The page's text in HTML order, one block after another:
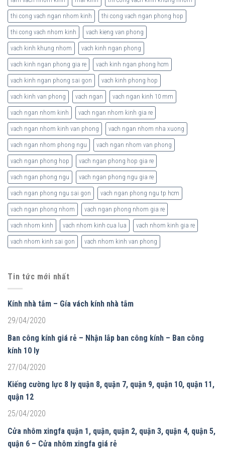
thi cong vach ngan nhom kinh thi cong vach ngan phong hop
thi cong vach nhom kinh vach kieng van phong
vach kinh khung nhom vach kinh ngan phong
vach kinh ngan phong gia re vach kinh ngan phong hcm
vach kinh ngan phong sai gon vach kinh phong hop
vach kinh van phong vach ngan vach ngan kinh 10 mm
vach ngan nhom kinh vach ngan nhom kinh gia re
vach ngan nhom kinh van phong vach ngan nhom nha xuong
vach ngan nhom phong ngu vach ngan nhom van phong
vach ngan phong hop vach ngan phong hop gia re
vach ngan phong ngu vach ngan phong ngu gia re
vach ngan phong ngu sai gon vach ngan phong ngu tp hcm
vach ngan phong nhom vach ngan phong nhom gia re
vach nhom kinh vach nhom kinh cua lua vach nhom kinh gia re
vach nhom kinh sai gon vach nhom kinh van phong
Tin tức mới nhất
Kính nhà tắm – Gía vách kính nhà tắm
29/04/2020
Ban công kính giá rẻ – Nhận lắp ban công kính – Ban công
kính 10 ly
27/04/2020
Kiếng cường lực 8 ly quận 8, quận 7, quận 9, quận 10, quận 11,
quận 12
25/04/2020
Cửa nhôm xingfa quận 1, quận, quận 2, quận 3, quận 4, quận 5,
quận 6 – Cửa nhôm xingfa giá rẻ